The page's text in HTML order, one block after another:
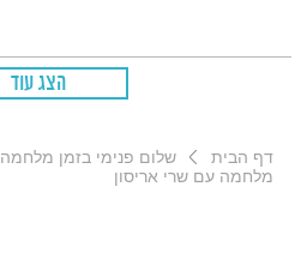
הצג עוד
דף הבית שלום פנימי בזמן מלחמה
מלחמה עם שרי אריסון